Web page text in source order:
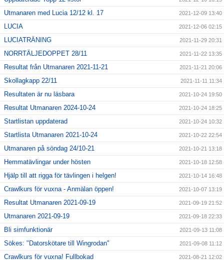
Utmanaren med Lucia 12/12 kl. 17 2021-12-09 13:40
LUCIA 2021-12-06 02:15
LUCIATRÄNING 2021-11-29 20:31
NORRTÄLJEDOPPET 28/11 2021-11-22 13:35
Resultat från Utmanaren 2021-11-21 2021-11-21 20:06
Skollagkapp 22/11 2021-11-11 11:34
Resultaten är nu läsbara 2021-10-24 19:50
Resultat Utmanaren 2024-10-24 2021-10-24 18:25
Startlistan uppdaterad 2021-10-24 10:32
Startlista Utmanaren 2021-10-24 2021-10-22 22:54
Utmanaren på söndag 24/10-21 2021-10-21 13:18
Hemmatävlingar under hösten 2021-10-18 12:58
Hjälp till att rigga för tävlingen i helgen! 2021-10-14 16:48
Crawlkurs för vuxna - Anmälan öppen! 2021-10-07 13:19
Resultat Utmanaren 2021-09-19 2021-09-19 21:52
Utmanaren 2021-09-19 2021-09-18 22:33
Bli simfunktionär 2021-09-13 11:08
Sökes: "Datorskötare till Wingrodan" 2021-09-08 11:12
Crawlkurs för vuxna! Fullbokad 2021-08-21 12:02